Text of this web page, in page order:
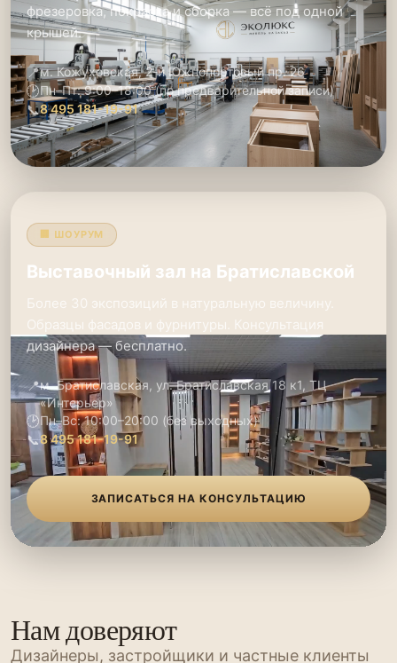
фрезеровка, покраска и сборка — всё под одной
крышей.
📍м. Кожуховская, 2-й Южнопортовый пр. 26
🕑Пн–Пт: 9:00–18:00 (по предварительной записи)
📞8 495 181-19-91
🏢 ШОУРУМ
Выставочный зал на Братиславской
Более 30 экспозиций в натуральную величину.
Образцы фасадов и фурнитуры. Консультация
дизайнера — бесплатно.
📍м. Братиславская, ул. Братиславская 18 к1, ТЦ
«Интерьер»
🕑Пн–Вс: 10:00–20:00 (без выходных)
📞8 495 181-19-91
ЗАПИСАТЬСЯ НА КОНСУЛЬТАЦИЮ
Нам доверяют
Дизайнеры, застройщики и частные клиенты